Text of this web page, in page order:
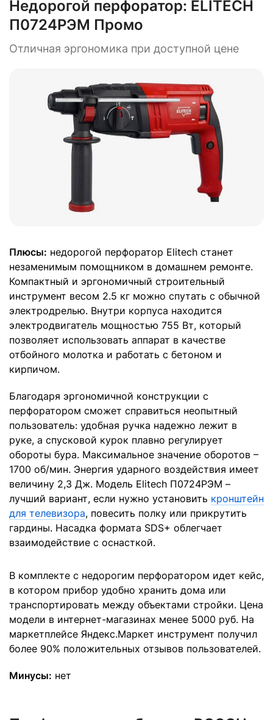
Недорогой перфоратор: ELITECH
П0724РЭМ Промо
Отличная эргономика при доступной цене
Плюсы: недорогой перфоратор Elitech станет
незаменимым помощником в домашнем ремонте.
Компактный и эргономичный строительный
инструмент весом 2.5 кг можно спутать с обычной
электродрелью. Внутри корпуса находится
электродвигатель мощностью 755 Вт, который
позволяет использовать аппарат в качестве
отбойного молотка и работать с бетоном и
кирпичом.
Благодаря эргономичной конструкции с
перфоратором сможет справиться неопытный
пользователь: удобная ручка надежно лежит в
руке, а спусковой курок плавно регулирует
обороты бура. Максимальное значение оборотов –
1700 об/мин. Энергия ударного воздействия имеет
величину 2,3 Дж. Модель Elitech П0724РЭМ –
лучший вариант, если нужно установить кронштейн
для телевизора, повесить полку или прикрутить
гардины. Насадка формата SDS+ облегчает
взаимодействие с оснасткой.
В комплекте с недорогим перфоратором идет кейс,
в котором прибор удобно хранить дома или
транспортировать между объектами стройки. Цена
модели в интернет-магазинах менее 5000 руб. На
маркетплейсе Яндекс.Маркет инструмент получил
более 90% положительных отзывов пользователей.
Минусы: нет